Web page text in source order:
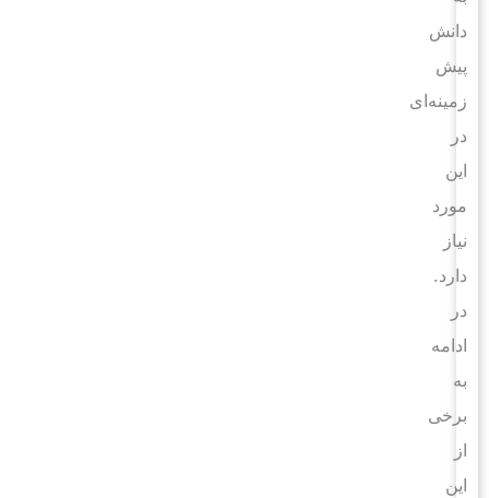
دانش
پیش
زمینه‌ای
مورد
نیاز
دارد.
ادامه
برخی